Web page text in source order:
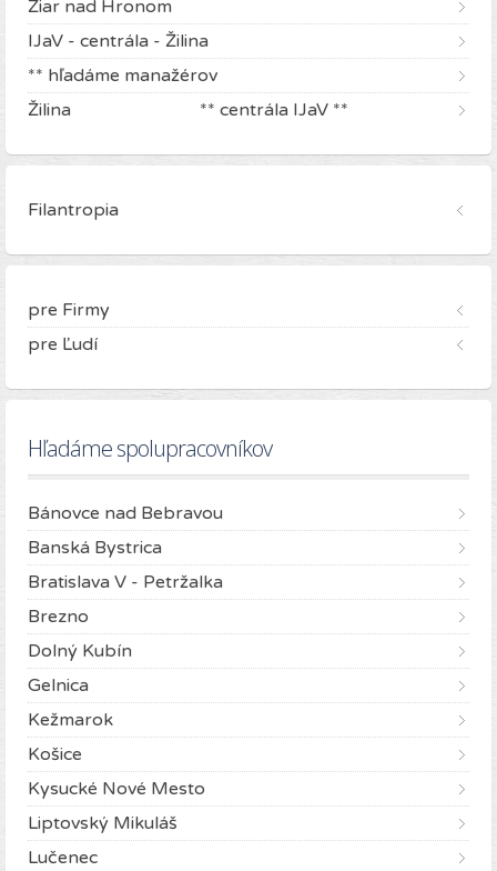
Žiar nad Hronom
IJaV - centrála - Žilina
** hľadáme manažérov
Žilina ** centrála IJaV **
Filantropia
pre Firmy
pre Ľudí
Hľadáme spolupracovníkov
Bánovce nad Bebravou
Banská Bystrica
Bratislava V - Petržalka
Brezno
Dolný Kubín
Gelnica
Kežmarok
Košice
Kysucké Nové Mesto
Liptovský Mikuláš
Lučenec